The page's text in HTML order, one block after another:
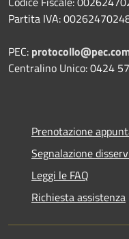
Partita IVA:
PEC:
Centralino Unico: 0424
Prenotazione
Segnalazione
Leggi le FAQ
Richiesta assistenza